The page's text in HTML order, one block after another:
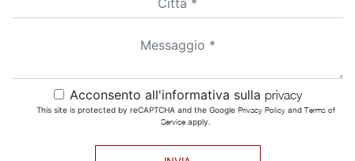
Acconsento all'informativa sulla privacy
This site is protected by reCAPTCHA and the Google Privacy Policyand Terms of
Serviceapply.